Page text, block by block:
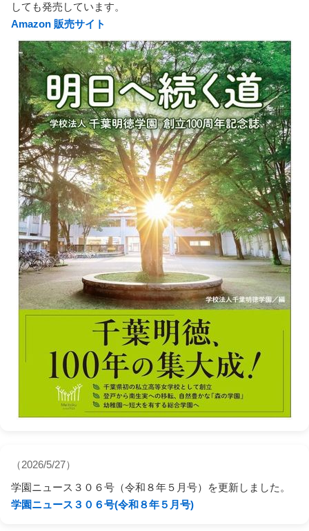
しても発売しています。
Amazon 販売サイト
（2026/5/27）
学園ニュース３０６号（令和８年５月号）を更新しました。
学園ニュース３０６号(令和８年５月号)